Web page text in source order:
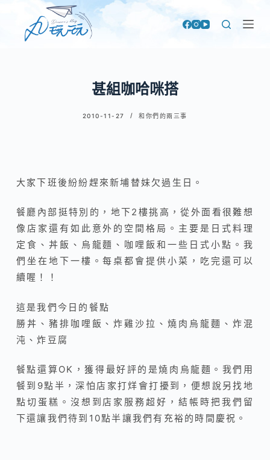
甚組咖哈咪搭
2010-11-27 和你們的兩三事
大家下班後紛紛趕來新埔替妹欠過生日。
餐廳內部挺特別的，地下2樓挑高，從外面看很難想
像店家還有如此意外的空間格局。主要是日式料理
定食、丼飯、烏龍麵、咖哩飯和一些日式小點。我
們坐在地下一樓。每桌都會提供小菜，吃完還可以
續喔！！
這是我們今日的餐點
勝丼、豬排咖哩飯、炸雞沙拉、燒肉烏龍麵、炸混
沌、炸豆腐
餐點還算OK，獲得最好評的是燒肉烏龍麵。我們用
餐到9點半，深怕店家打烊會打擾到，便想說另找地
點切蛋糕。沒想到店家服務超好，結帳時把我們留
下還讓我們待到10點半讓我們有充裕的時間慶祝。